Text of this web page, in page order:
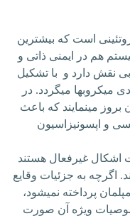
شامل ۳۰ جزء پروتئینی است که بیشترین
هم در ایمنی ذاتی و
نقش دارد و با تشکیل
میکروب‏ها می‏گردد. در
بروز می‏نمایند که باعث
و اپسونیزاسیون
اشکال غیرفعال هستند
اگرچه به جزئیات وقایع
پرداخته نمی‏شود،
ویژه آن صورت